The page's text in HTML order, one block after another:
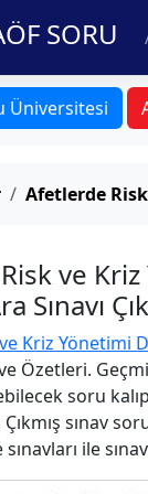
SORU
Üniversitesi
Afetlerde
ve
Sınavı
Kriz Yönetimi
Özetleri.
soru
sınav
ile